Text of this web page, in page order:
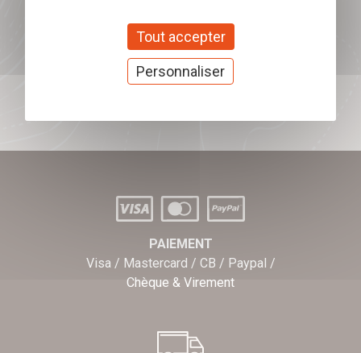
Offrez nos chèques
cadeaux
PAIEMENT
Visa / Mastercard / CB / Paypal /
Chèque & Virement
Tout accepter
Personnaliser